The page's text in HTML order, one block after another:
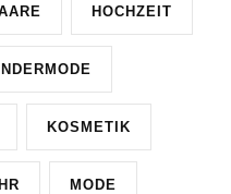
HOCHZEIT
KOSMETIK
MODE